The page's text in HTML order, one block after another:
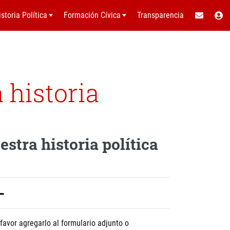
Política Formación Cívica Transparencia
historia
historia política
agregarlo al formulario adjunto o